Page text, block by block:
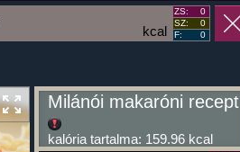
kcal
ZS:
0
SZ:
0
F:
0
Milánói makaróni recept
kalória tartalma: 159.96 kcal